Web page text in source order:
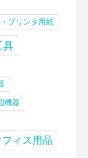
プリンタ用紙
具
機器
ィス用品